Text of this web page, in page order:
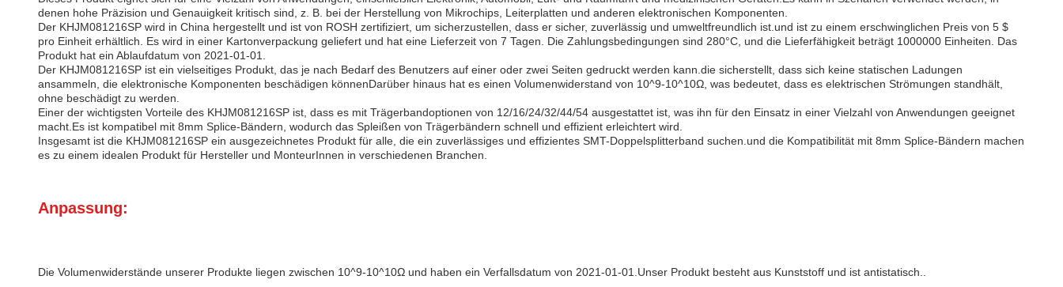
denen hohe Präzision und Genauigkeit kritisch sind, z. B. bei der Herstellung von Mikrochips, Leiterplatten und anderen elektronischen Komponenten.
Der KHJM081216SP wird in China hergestellt und ist von ROSH zertifiziert, um sicherzustellen, dass er sicher, zuverlässig und umweltfreundlich ist.und ist zu einem erschwinglichen Preis von 5 $
pro Einheit erhältlich. Es wird in einer Kartonverpackung geliefert und hat eine Lieferzeit von 7 Tagen. Die Zahlungsbedingungen sind 280°C, und die Lieferfähigkeit beträgt 1000000 Einheiten. Das
Produkt hat ein Ablaufdatum von 2021-01-01.
Der KHJM081216SP ist ein vielseitiges Produkt, das je nach Bedarf des Benutzers auf einer oder zwei Seiten gedruckt werden kann.die sicherstellt, dass sich keine statischen Ladungen
ansammeln, die elektronische Komponenten beschädigen könnenDarüber hinaus hat es einen Volumenwiderstand von 10^9-10^10Ω, was bedeutet, dass es elektrischen Strömungen standhält,
ohne beschädigt zu werden.
Einer der wichtigsten Vorteile des KHJM081216SP ist, dass es mit Trägerbandoptionen von 12/16/24/32/44/54 ausgestattet ist, was ihn für den Einsatz in einer Vielzahl von Anwendungen geeignet
macht.Es ist kompatibel mit 8mm Splice-Bändern, wodurch das Spleißen von Trägerbändern schnell und effizient erleichtert wird.
Insgesamt ist die KHJM081216SP ein ausgezeichnetes Produkt für alle, die ein zuverlässiges und effizientes SMT-Doppelsplitterband suchen.und die Kompatibilität mit 8mm Splice-Bändern machen
es zu einem idealen Produkt für Hersteller und MonteurInnen in verschiedenen Branchen.
Anpassung:
Die Volumenwiderstände unserer Produkte liegen zwischen 10^9-10^10Ω und haben ein Verfallsdatum von 2021-01-01.Unser Produkt besteht aus Kunststoff und ist antistatisch..